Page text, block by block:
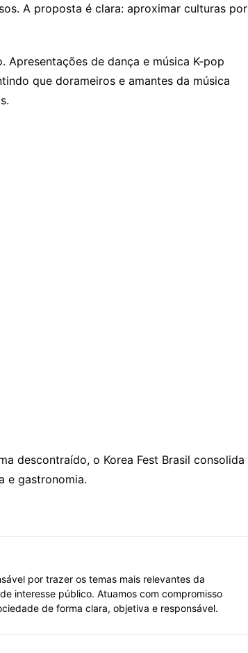
A proposta é clara: aproximar culturas por
de dança e música K-pop
que dorameiros e amantes da música
descontraído, o Korea Fest Brasil consolida
e gastronomia.
por trazer os temas mais relevantes da
interesse público. Atuamos com compromisso
de forma clara, objetiva e responsável.